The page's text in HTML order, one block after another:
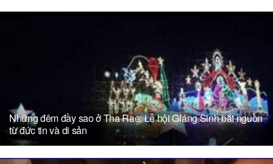
Những đêm đầy sao ở Tha Rae: Lễ hội Giáng Sinh bắt nguồn
từ đức tin và di sản